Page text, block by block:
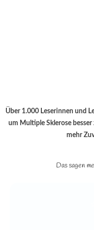
Über 1.000 Leserinnen und
um Multiple Sklerose
mehr
Das sagen